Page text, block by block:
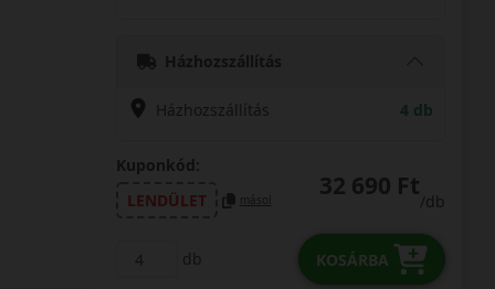
Házhozszállítás
Házhozszállítás 4 db
Kuponkód:
LENDÜLET
másol 32 690 Ft
/db
db KOSÁRBA